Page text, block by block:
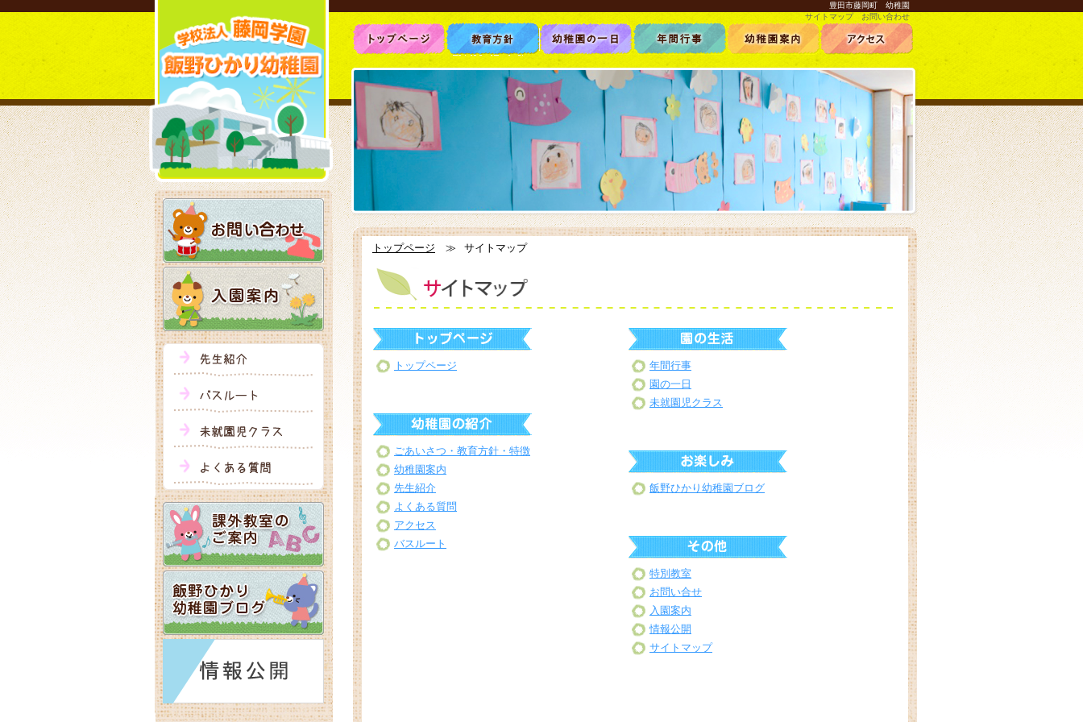
豊田市藤岡町 幼稚園
サイトマップ
お問い合わせ
トップページ ≫ サイトマップ
トップページ
ごあいさつ・教育方針・特徴
幼稚園案内
先生紹介
よくある質問
アクセス
バスルート
年間行事
園の一日
未就園児クラス
飯野ひかり幼稚園ブログ
特別教室
お問い合せ
入園案内
情報公開
サイトマップ